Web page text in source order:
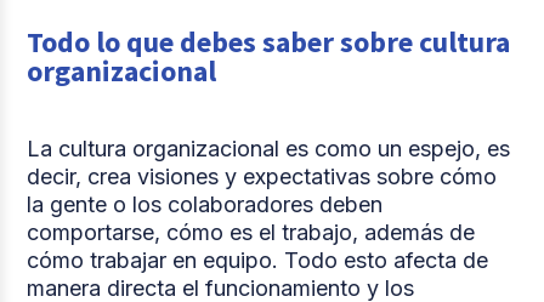
Comparte
Todo lo que debes saber sobre cultura
organizacional
La cultura organizacional es como un espejo, es
decir, crea visiones y expectativas sobre cómo
la gente o los colaboradores deben
comportarse, cómo es el trabajo, además de
cómo trabajar en equipo. Todo esto afecta de
manera directa el funcionamiento y los